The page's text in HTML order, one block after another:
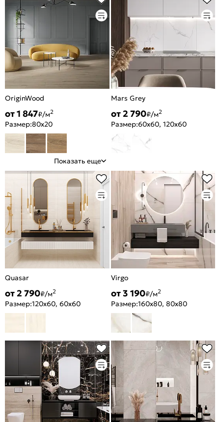
OriginWood
от 1 847₽/м2
Размер:80x20
Показать еще
Mars Grey
от 2 790₽/м2
Размер:60x60, 120x60
Quasar
от 2 790₽/м2
Размер:120x60, 60x60
Virgo
от 3 190₽/м2
Размер:160x80, 80x80